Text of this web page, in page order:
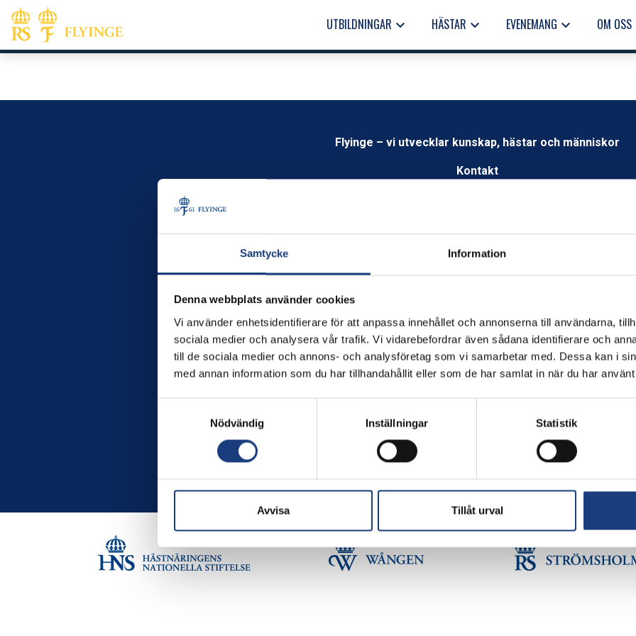
Samtycke Information
Denna webbplats använder cookies
Vi använder enhetsidentifierare för att anpassa innehållet och annonserna till användarna,
sociala medier och analysera vår trafik. Vi vidarebefordrar även sådana identifierare och
till de sociala medier och annons- och analysföretag som vi samarbetar med. Dessa kan i
med annan information som du har tillhandahållit eller som de har samlat in när du har
Nödvändig
Inställningar Statistik
Avvisa Tillåt urval
UTBILDNINGAR keyboard_arrow_down HÄSTAR keyboard_arrow_down EVENEMANG keyboard_arrow_down OM OSS
Flyinge – vi utvecklar kunskap, hästar och människor
Kontakt
Växel öppen 09.00 – 12.00
Öppettider
Måndag-fredag kl.8.00–16.00
Flyinge Kungsgård, 247 93, Flyinge
Stolt miljöcertifierad enligt ISO 14001
GDPR